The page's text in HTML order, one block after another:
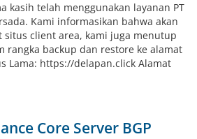
kasih telah menggunakan layanan PT
Kami informasikan bahwa akan
situs client area, kami juga menutup
rangka backup dan restore ke alamat
Lama: https://delapan.click Alamat
Core Server BGP